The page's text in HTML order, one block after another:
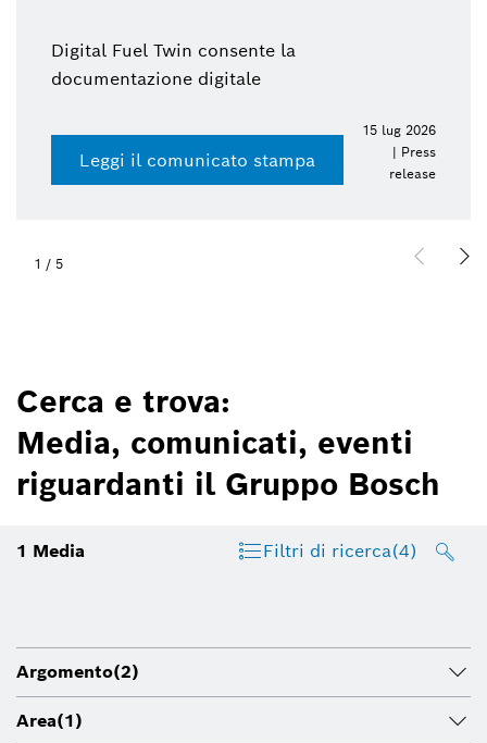
Digital Fuel Twin consente la
documentazione digitale
Leggi il comunicato stampa
15 lug 2026
| Press
release
1 / 5
Cerca e trova:
Media, comunicati, eventi
riguardanti il Gruppo Bosch
1 Media Filtri di ricerca(4)
Argomento(2)
Area(1)